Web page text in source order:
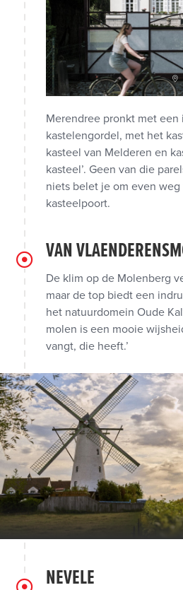
Merendree pronkt met
kastelengordel, met het
kasteel van Melderen en
kasteel’. Geen van die
niets belet je om even
kasteelpoort.
VAN
De klim op de Molenberg
maar de top biedt een
het natuurdomein Oude
molen is een mooie
vangt, die heeft.’
NEVELE